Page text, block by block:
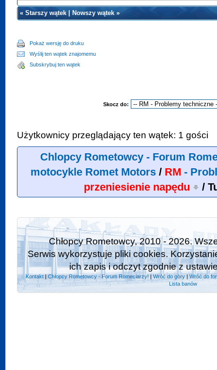
«Starszy wątek |Nowszy wątek »
Pokaż wersję do druku
Wyślij ten wątek znajomemu
Subskrybuj ten wątek
Skocz do:
Użytkownicy przeglądający ten wątek: 1 gości
Chlopcy Rometowcy - Forum
motocykle Romet Motors/ RM -
przeniesienie napędu
/
Chłopcy Rometowcy, 2010 - 2026.
Serwis wykorzystuje pliki cookies.
ich zapis i odczyt zgodnie z
Kontakt|Chlopcy Rometowcy - Forum Romeciarzy! |Wróć do góry| Wróć do
Lista banów